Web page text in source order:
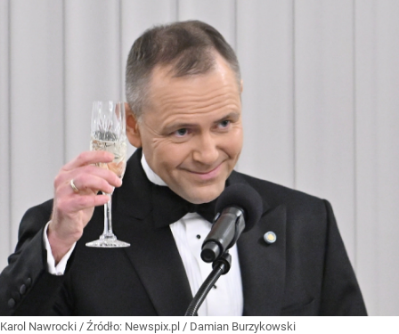
Karol Nawrocki / Źródło: Newspix.pl / Damian Burzykowski